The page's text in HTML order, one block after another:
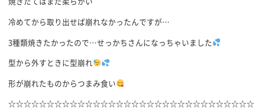
冷めてから取り出せば崩れなかったんですが…
3種類焼きたかったので…せっかちさんになっちゃいました
型から外すときに型崩れ
形が崩れたものからつまみ食い
☆☆☆☆☆☆☆☆☆☆☆☆☆☆☆☆☆☆☆☆☆☆☆☆☆☆☆☆☆☆☆☆